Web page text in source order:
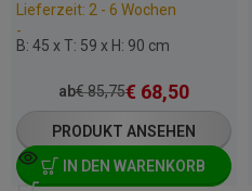
Lieferzeit: 2 - 6 Wochen
-
B: 45 x T: 59 x H: 90 cm
ab€85,75€ 68,50
PRODUKT ANSEHEN
IN DEN WARENKORB